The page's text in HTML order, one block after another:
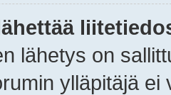
lähetys on
ylläpitäjä